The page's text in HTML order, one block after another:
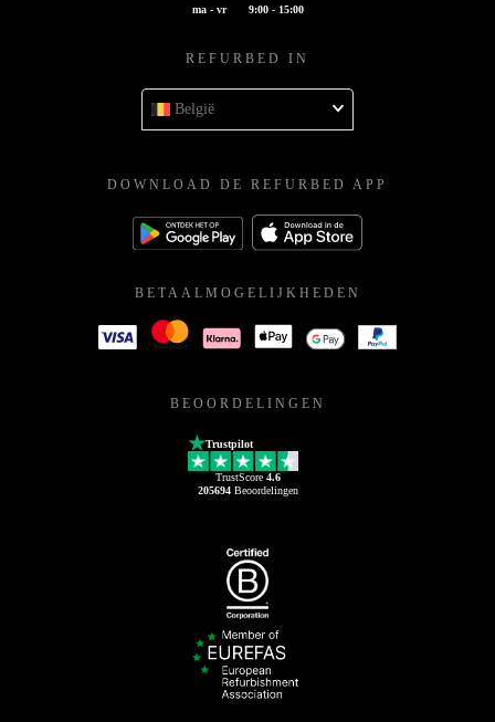
ma - vr 9:00 - 15:00
REFURBED IN
België
DOWNLOAD DE REFURBED APP
BETAALMOGELIJKHEDEN
BEOORDELINGEN
Trustpilot
TrustScore 4.6
205694Beoordelingen